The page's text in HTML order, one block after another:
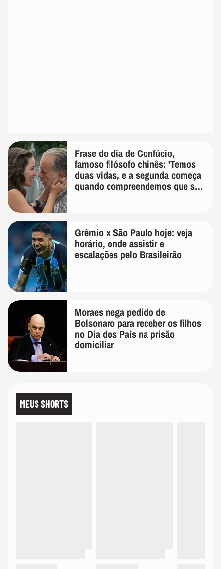
Frase do dia de Confúcio,
famoso filósofo chinês: 'Temos
duas vidas, e a segunda começa
quando compreendemos que só
Grêmio x São Paulo hoje: veja
horário, onde assistir e
escalações pelo Brasileirão
Moraes nega pedido de
Bolsonaro para receber os filhos
no Dia dos Pais na prisão
domiciliar
MEUS SHORTS